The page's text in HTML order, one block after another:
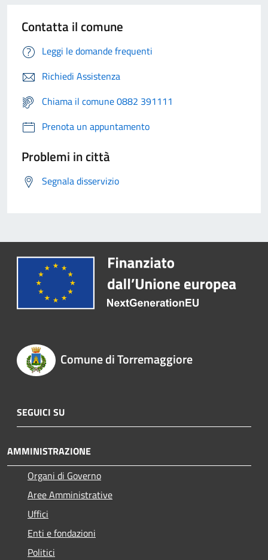
Contatta il comune
Leggi le domande frequenti
Richiedi Assistenza
Chiama il comune 0882 391111
Prenota un appuntamento
Problemi in città
Segnala disservizio
Comune di Torremaggiore
SEGUICI SU
AMMINISTRAZIONE
Organi di Governo
Aree Amministrative
Uffici
Enti e fondazioni
Politici